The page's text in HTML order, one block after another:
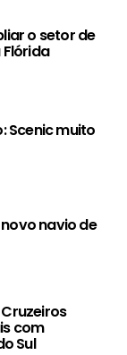
o setor de
Scenic muito
navio de
com
Sul